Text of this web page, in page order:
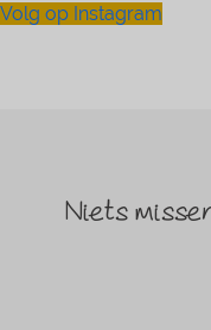
Volg op Instagram
Niets